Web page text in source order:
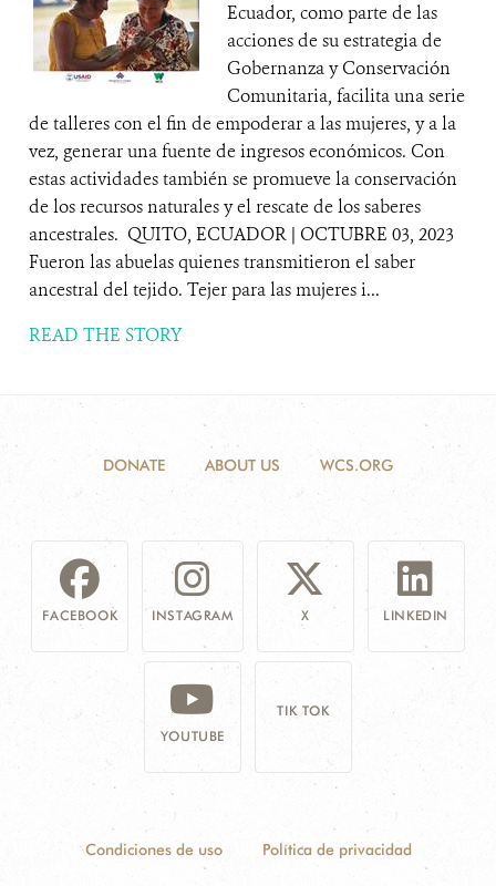
Ecuador, como parte de las
acciones de su estrategia de
Gobernanza y Conservación
Comunitaria, facilita una serie
de talleres con el fin de empoderar a las mujeres, y a la
vez, generar una fuente de ingresos económicos. Con
estas actividades también se promueve la conservación
de los recursos naturales y el rescate de los saberes
ancestrales. QUITO, ECUADOR | OCTUBRE 03, 2023
Fueron las abuelas quienes transmitieron el saber
ancestral del tejido. Tejer para las mujeres i...
READ THE STORY
DONATE ABOUT US WCS.ORG
FACEBOOK INSTAGRAM X LINKEDIN
YOUTUBE
TIK TOK
Condiciones de uso Política de privacidad